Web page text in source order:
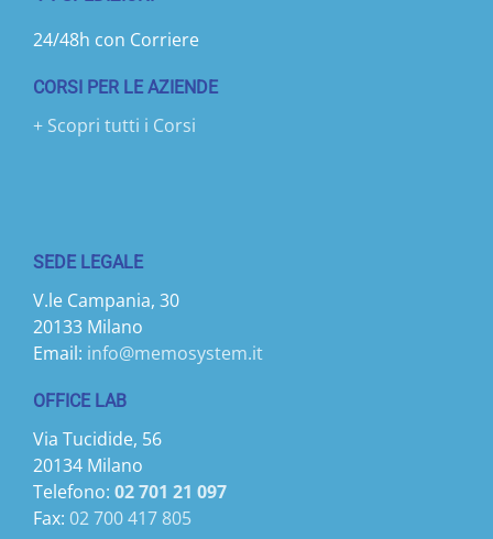
24/48h con Corriere
CORSI PER LE AZIENDE
+ Scopri tutti i Corsi
SEDE LEGALE
V.le Campania, 30
20133 Milano
Email: info@memosystem.it
OFFICE LAB
Via Tucidide, 56
20134 Milano
Telefono: 02 701 21 097
Fax: 02 700 417 805